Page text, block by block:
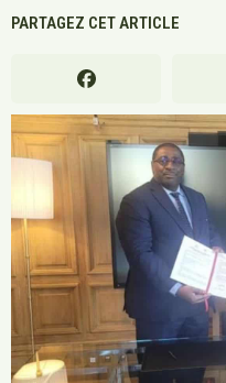
PARTAGEZ CET ARTICLE